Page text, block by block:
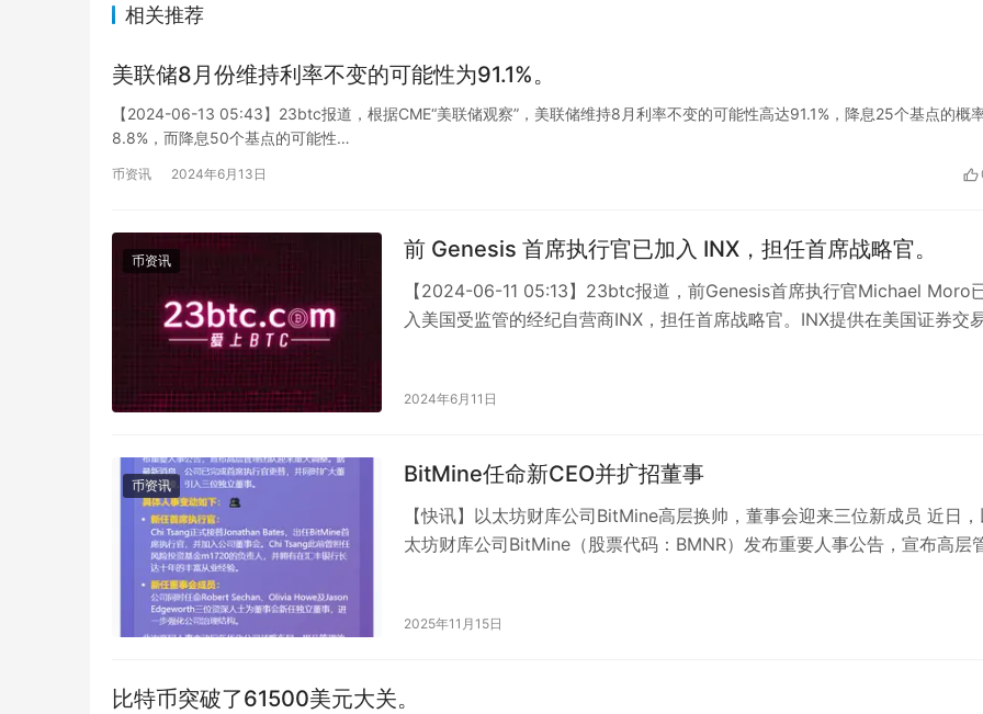
相关推荐
美联储8月份维持利率不变的可能性为91.1%。
【2024-06-13 05:43】23btc报道，根据CME“美联储观察”，美联储维持8月利率不变的可能性高达91.1%，降息25个基点的概
8.8%，而降息50个基点的可能性…
币资讯 2024年6月13日
币资讯 前 Genesis 首席执行官已加入 INX，担任首席战略官。
【2024-06-11 05:13】23btc报道，前Genesis首席执行官Michael Moro
入美国受监管的经纪自营商INX，担任首席战略官。INX提供在美国证券交
2024年6月11日
币资讯 BitMine任命新CEO并扩招董事
【快讯】以太坊财库公司BitMine高层换帅，董事会迎来三位新成员 近日
太坊财库公司BitMine（股票代码：BMNR）发布重要人事公告，宣布高层
2025年11月15日
比特币突破了61500美元大关。